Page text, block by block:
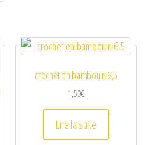
crochet en bambou n 6,5
1,50€
Lire la suite